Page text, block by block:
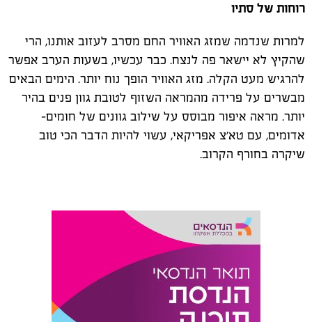
רוחות של סתיו
למרות שנדמה שמזג האוויר החם מסרב לעזוב אותנו, הרי
שהקיץ לא יישאר פה לנצח. כבר עכשיו, בשעות הערב אפשר
להרגיש מעט הקלה. מזג האוויר הופך נוח יותר. הימים הבאים
מבשרים על פרידה מהמראה השזוף לטובת גוון פנים בהיר
יותר. מראה איפור מבוסס על שילוב גוונים של חומים-
אדומים, עם טא'צ אפריקאי, עשוי להיות הדבר הכי טוב
שיקרה בחורף הקרוב.